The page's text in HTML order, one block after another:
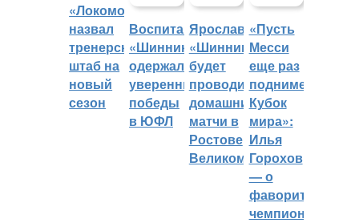
«Локомотив»
назвал
тренерский
штаб на
новый
сезон
Воспитанники
«Шинника»
одержали
уверенные
победы
в ЮФЛ
Ярославский
«Шинник»
будет
проводить
домашние
матчи в
Ростове
Великом
«Пусть
Месси
еще раз
поднимет
Кубок
мира»:
Илья
Горохов
— о
фаворитах
чемпионата